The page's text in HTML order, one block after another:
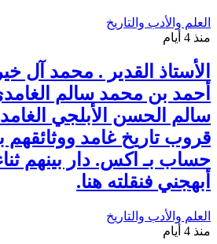
العلم والأدب والتاريخ
منذ 4 أيام
الأستاذ القدير . محمد آل
أحمد بن محمد سالم
سالم الحسن الأبلجي
قروب تاريخ غامد ووثائقهم
حساب بـ اكس. دار بينهم
أبهجني فنقلته هنا.
العلم والأدب والتاريخ
منذ 4 أيام